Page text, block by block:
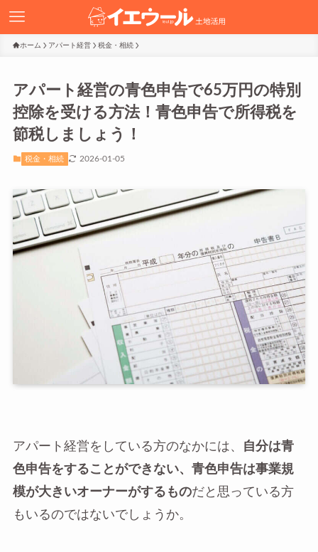
ホーム アパート経営 税金・相続
アパート経営の青色申告で65万円の特別
控除を受ける方法！青色申告で所得税を
節税しましょう！
税金・相続 2026-01-05
アパート経営をしている方のなかには、
自分は青
色申告をすることができない、青色申告は事業規
模が大きいオーナーがするものだと思っている方
もいるのではないでしょうか。